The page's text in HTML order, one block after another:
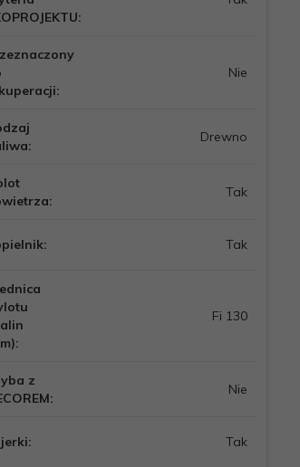
Nie
Drewno
Tak
Tak
Fi 130
z
Nie
Tak